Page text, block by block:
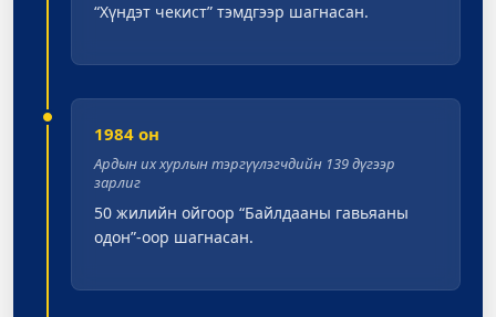
“Хүндэт чекист” тэмдгээр шагнасан.
1984 он
Ардын их хурлын тэргүүлэгчдийн 139 дүгээр
зарлиг
50 жилийн ойгоор “Байлдааны гавьяаны
одон”-оор шагнасан.